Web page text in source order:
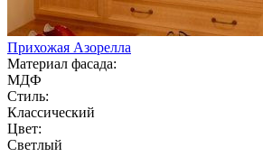
Прихожая Азорелла
Материал фасада:
МДФ
Стиль:
Классический
Цвет:
Светлый